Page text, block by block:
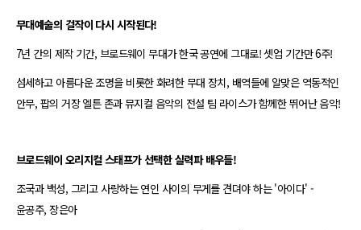
무대예술의 걸작이 다시 시작된다!
7년 간의 제작 기간, 브로드웨이 무대가 한국 공연에 그대로! 셋업 기간만 6주!
섬세하고 아름다운 조명을 비롯한 화려한 무대 장치, 배역들에 알맞은 역동적인
안무, 팝의 거장 엘튼 존과 뮤지컬 음악의 전설 팀 라이스가 함께한 뛰어난 음악!
브로드웨이 오리지컬 스태프가 선택한 실력파 배우들!
조국과 백성, 그리고 사랑하는 연인 사이의 무게를 견뎌야 하는 '아이다' -
윤공주, 장은아